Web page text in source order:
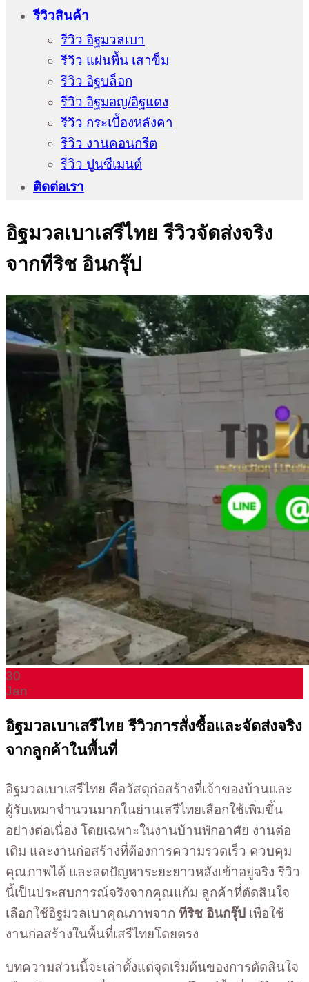
รีวิวสินค้า
รีวิว อิฐมวลเบา
รีวิว แผ่นพื้น เสาข็ม
รีวิว อิฐบล็อก
รีวิว อิฐมอญ/อิฐแดง
รีวิว กระเบื้องหลังคา
รีวิว งานคอนกรีต
รีวิว ปูนซีเมนต์
ติดต่อเรา
อิฐมวลเบาเสรีไทย รีวิวจัดส่งจริง
จากทีริช อินกรุ๊ป
30
Jan
อิฐมวลเบาเสรีไทย รีวิวการสั่งซื้อและจัดส่งจริง
จากลูกค้าในพื้นที่
อิฐมวลเบาเสรีไทย คือวัสดุก่อสร้างที่เจ้าของบ้านและ
ผู้รับเหมาจำนวนมากในย่านเสรีไทยเลือกใช้เพิ่มขึ้น
อย่างต่อเนื่อง โดยเฉพาะในงานบ้านพักอาศัย งานต่อ
เติม และงานก่อสร้างที่ต้องการความรวดเร็ว ควบคุม
คุณภาพได้ และลดปัญหาระยะยาวหลังเข้าอยู่จริง รีวิว
นี้เป็นประสบการณ์จริงจากคุณแก้ม ลูกค้าที่ตัดสินใจ
เลือกใช้อิฐมวลเบาคุณภาพจาก ทีริช อินกรุ๊ป เพื่อใช้
งานก่อสร้างในพื้นที่เสรีไทยโดยตรง
บทความส่วนนี้จะเล่าตั้งแต่จุดเริ่มต้นของการตัดสินใจ